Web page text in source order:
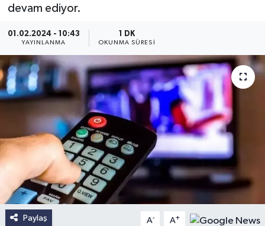
devam ediyor.
01.02.2024 - 10:43
YAYINLANMA
1 DK
OKUNMA SÜRESI
Paylaş A- A+